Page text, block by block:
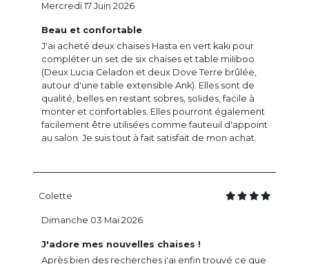
Beau et confortable
J'ai acheté deux chaises Hasta en vert kaki pour
compléter un set de six chaises et table miIiboo
(Deux Lucia Celadon et deux Dove Terre brûlée,
autour d'une table extensible Ank). Elles sont de
qualité, belles en restant sobres, solides, facile à
monter et confortables. Elles pourront également
facilement être utilisées comme fauteuil d'appoint
au salon. Je suis tout à fait satisfait de mon achat.
Mercredi 17 Juin 2026
Colette
J'adore mes nouvelles chaises !
Après bien des recherches j'ai enfin trouvé ce que
Dimanche 03 Mai 2026